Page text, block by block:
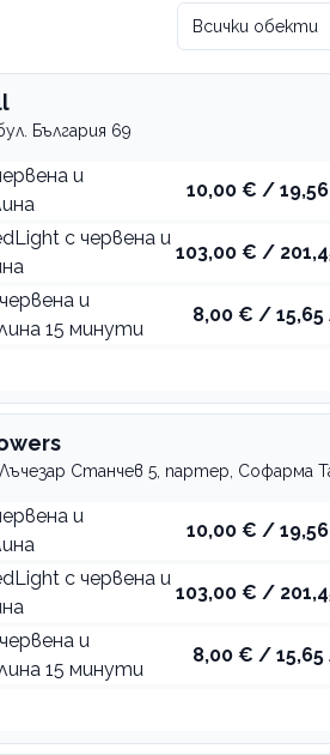
Всички обекти
България 69
и
10,00 € /
с червена и
103,00 € /
и
15 минути
8,00 € / 15,65
Станчев 5, партер, Софарма
и
10,00 € /
с червена и
103,00 € /
и
15 минути
8,00 € / 15,65